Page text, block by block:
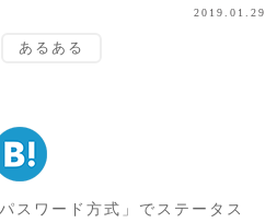
2019.01.29
あるある
スワード方式」でステータス